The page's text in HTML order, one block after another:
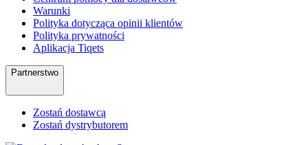
Warunki
Polityka dotycząca opinii klientów
Polityka prywatności
Aplikacja Tiqets
Partnerstwo
Zostań dostawcą
Zostań dystrybutorem